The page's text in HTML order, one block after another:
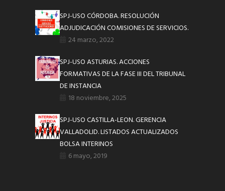
SPJ-USO CÓRDOBA. RESOLUCIÓN
ADJUDICACIÓN COMISIONES DE SERVICIOS.
24 marzo, 2022
SPJ-USO ASTURIAS. ACCIONES
FORMATIVAS DE LA FASE III DEL TRIBUNAL
DE INSTANCIA
18 noviembre, 2025
SPJ-USO CASTILLA-LEON. GERENCIA
VALLADOLID. LISTADOS ACTUALIZADOS
BOLSA INTERINOS
6 mayo, 2019